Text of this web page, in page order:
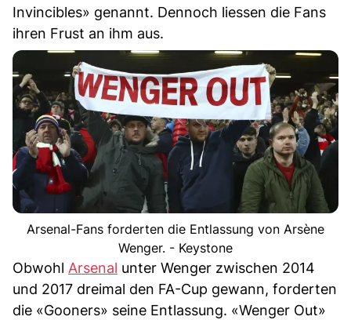
Invincibles» genannt. Dennoch liessen die Fans
ihren Frust an ihm aus.
Arsenal-Fans forderten die Entlassung von Arsène
Wenger. - Keystone
Obwohl Arsenal unter Wenger zwischen 2014
und 2017 dreimal den FA-Cup gewann, forderten
die «Gooners» seine Entlassung. «Wenger Out»